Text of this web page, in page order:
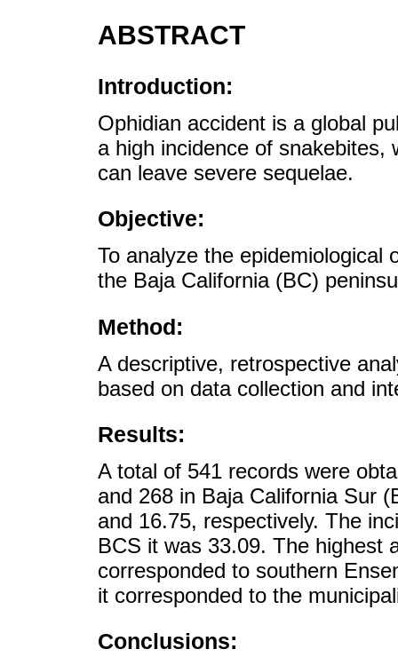
ABSTRACT
Introduction:
Ophidian accident is a global
a high incidence of snakebites,
can leave severe sequelae.
Objective:
To analyze the epidemiological
the Baja California (BC)
Method:
A descriptive, retrospective
based on data collection and
Results:
A total of 541 records were
and 268 in Baja California Sur
and 16.75, respectively. The
BCS it was 33.09. The highest
corresponded to southern
it corresponded to the
Conclusions: